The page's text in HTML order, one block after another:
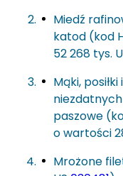
Miedź
katod (kod
52 268 tys.
Mąki,
paszowe
o wartości
Mrożone